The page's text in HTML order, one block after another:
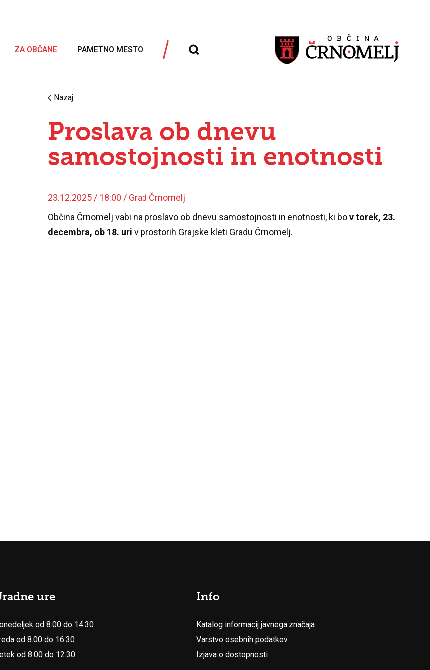
ZA OBČANE PAMETNO MESTO
Nazaj
Proslava ob dnevu
samostojnosti in enotnosti
23.12.2025 / 18:00 / Grad Črnomelj
Občina Črnomelj vabi na proslavo ob dnevu samostojnosti in enotnosti, ki bov torek, 23.
decembra, ob 18. uri v prostorih Grajske kleti Gradu Črnomelj.
ure
od 8.00 do 14.30
od 8.00 do 16.30
od 8.00 do 12.30
Info
Katalog informacij javnega značaja
Varstvo osebnih podatkov
Izjava o dostopnosti